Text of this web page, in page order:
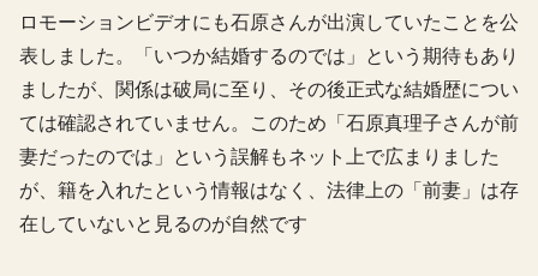
ロモーションビデオにも石原さんが出演していたことを公
表しました。「いつか結婚するのでは」という期待もあり
ましたが、関係は破局に至り、その後正式な結婚歴につい
ては確認されていません。このため「石原真理子さんが前
妻だったのでは」という誤解もネット上で広まりました
が、籍を入れたという情報はなく、法律上の「前妻」は存
在していないと見るのが自然です